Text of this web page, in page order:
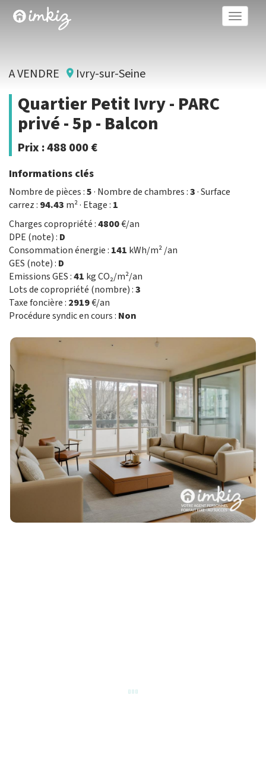
Toggle
A VENDRE Ivry-sur-Seine
Quartier Petit Ivry - PARC
privé - 5p - Balcon
Prix :488 000 €
Informations clés
Nombre de pièces :5· Nombre de chambres :3· Surface
carrez : 94.43 m² · Etage : 1
Charges copropriété :4800€/an
DPE (note) : D
Consommation énergie : 141 kWh/m² /an
GES (note) : D
Emissions GES :41 kg CO₂/m²/an
Lots de copropriété (nombre) :3
Taxe foncière : 2919€/an
Procédure syndic en cours : Non